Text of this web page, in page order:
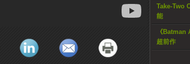
Take-Two
能
《
超前作